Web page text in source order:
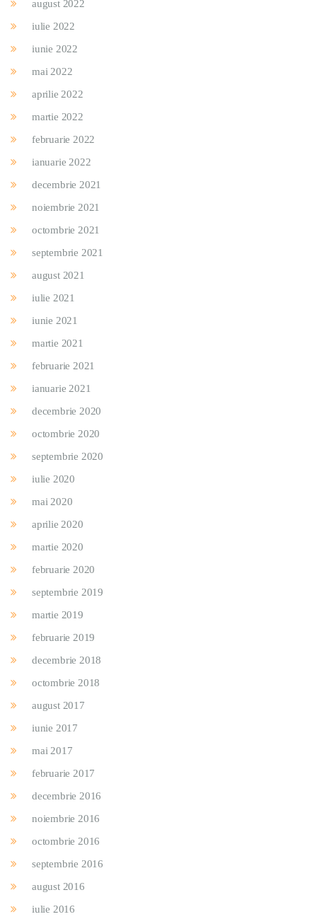
august 2022
iulie 2022
iunie 2022
mai 2022
aprilie 2022
martie 2022
februarie 2022
ianuarie 2022
decembrie 2021
noiembrie 2021
octombrie 2021
septembrie 2021
august 2021
iulie 2021
iunie 2021
martie 2021
februarie 2021
ianuarie 2021
decembrie 2020
octombrie 2020
septembrie 2020
iulie 2020
mai 2020
aprilie 2020
martie 2020
februarie 2020
septembrie 2019
martie 2019
februarie 2019
decembrie 2018
octombrie 2018
august 2017
iunie 2017
mai 2017
februarie 2017
decembrie 2016
noiembrie 2016
octombrie 2016
septembrie 2016
august 2016
iulie 2016